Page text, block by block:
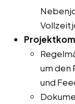
um den
und